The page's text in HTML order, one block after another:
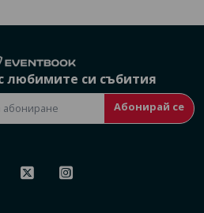
любимите си събития
Абонирай се